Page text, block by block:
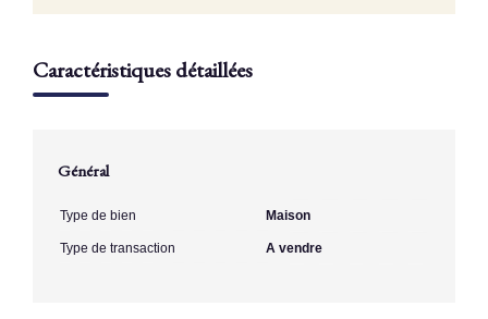
Caractéristiques détaillées
Général
Type de bien Maison
Type de transaction A vendre